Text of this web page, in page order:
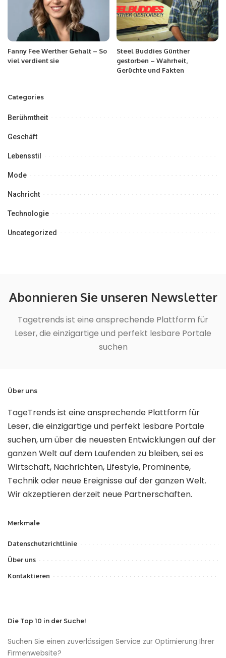
Fanny Fee Werther Gehalt – So
viel verdient sie
Steel Buddies Günther
gestorben – Wahrheit,
Gerüchte und Fakten
Categories
Berühmtheit
Geschäft
Lebensstil
Mode
Nachricht
Technologie
Uncategorized
Abonnieren Sie unseren Newsletter
Tagetrends ist eine ansprechende Plattform für
Leser, die einzigartige und perfekt lesbare Portale
suchen
Über uns
TageTrends ist eine ansprechende Plattform für
Leser, die einzigartige und perfekt lesbare Portale
suchen, um über die neuesten Entwicklungen auf der
ganzen Welt auf dem Laufenden zu bleiben, sei es
Wirtschaft, Nachrichten, Lifestyle, Prominente,
Technik oder neue Ereignisse auf der ganzen Welt.
Wir akzeptieren derzeit neue Partnerschaften.
Merkmale
Datenschutzrichtlinie
Über uns
Kontaktieren
Die Top 10 in der Suche!
Suchen Sie einen zuverlässigen Service zur Optimierung Ihrer
Firmenwebsite?